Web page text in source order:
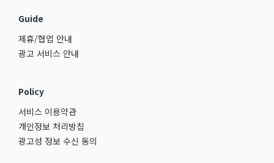
Guide
제휴/협업 안내
광고 서비스 안내
Policy
서비스 이용약관
개인정보 처리방침
광고성 정보 수신 동의